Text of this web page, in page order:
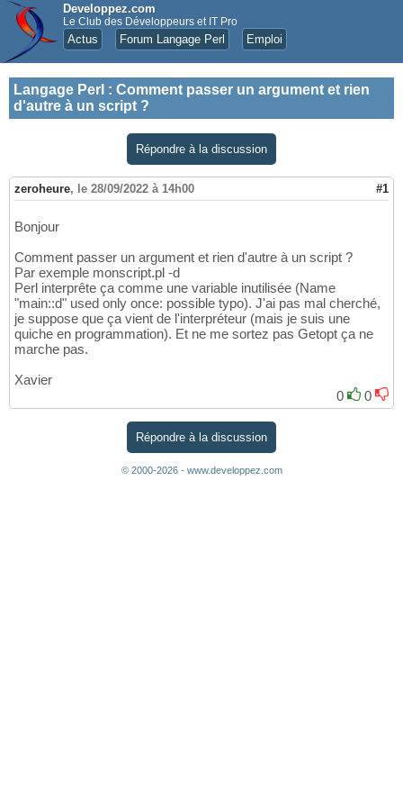
Developpez.com
Le Club des Développeurs et IT Pro
Actus Forum Langage Perl Emploi
Langage Perl : Comment passer un argument et rien
d'autre à un script ?
Répondre à la discussion
zeroheure, le 28/09/2022 à 14h00 #1
Bonjour
Comment passer un argument et rien d'autre à un script ?
Par exemple monscript.pl -d
Perl interprête ça comme une variable inutilisée (Name
"main::d" used only once: possible typo). J'ai pas mal cherché,
je suppose que ça vient de l'interpréteur (mais je suis une
quiche en programmation). Et ne me sortez pas Getopt ça ne
marche pas.
Xavier
0
0
Répondre à la discussion
© 2000-2026 - www.developpez.com